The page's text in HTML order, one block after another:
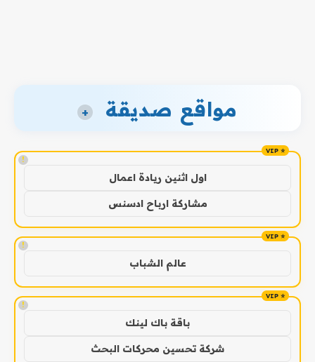
مواقع صديقة +
!
اول اثنين ريادة اعمال
مشاركة ارباح ادسنس
!
عالم الشباب
!
باقة باك لينك
شركة تحسين محركات البحث